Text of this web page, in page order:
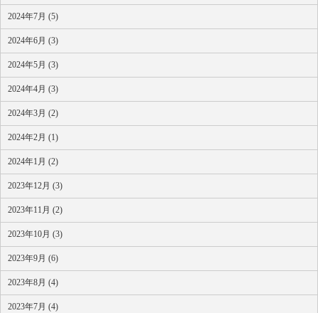
2024年7月 (5)
2024年6月 (3)
2024年5月 (3)
2024年4月 (3)
2024年3月 (2)
2024年2月 (1)
2024年1月 (2)
2023年12月 (3)
2023年11月 (2)
2023年10月 (3)
2023年9月 (6)
2023年8月 (4)
2023年7月 (4)